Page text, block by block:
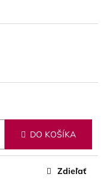
DO KOŠÍKA
Zdieľať